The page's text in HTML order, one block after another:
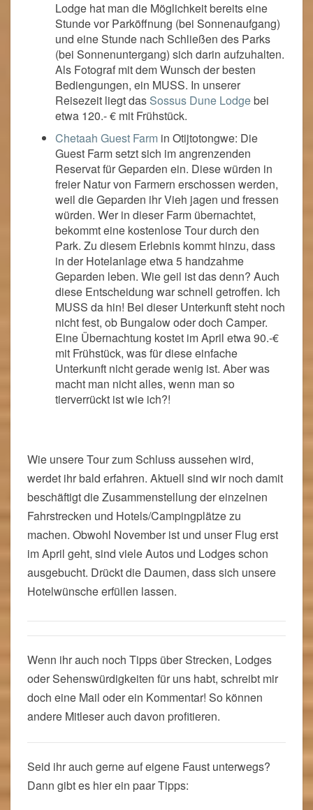
Lodge hat man die Möglichkeit bereits eine
Stunde vor Parköffnung (bei Sonnenaufgang)
und eine Stunde nach Schließen des Parks
(bei Sonnenuntergang) sich darin aufzuhalten.
Als Fotograf mit dem Wunsch der besten
Bediengungen, ein MUSS. In unserer
Reisezeit liegt das Sossus Dune Lodgebei
etwa 120.- € mit Frühstück.
Chetaah Guest Farm in Otijtotongwe: Die
Guest Farm setzt sich im angrenzenden
Reservat für Geparden ein. Diese würden in
freier Natur von Farmern erschossen werden,
weil die Geparden ihr Vieh jagen und fressen
würden. Wer in dieser Farm übernachtet,
bekommt eine kostenlose Tour durch den
Park. Zu diesem Erlebnis kommt hinzu, dass
in der Hotelanlage etwa 5 handzahme
Geparden leben. Wie geil ist das denn? Auch
diese Entscheidung war schnell getroffen. Ich
MUSS da hin! Bei dieser Unterkunft steht noch
nicht fest, ob Bungalow oder doch Camper.
Eine Übernachtung kostet im April etwa 90.-€
mit Frühstück, was für diese einfache
Unterkunft nicht gerade wenig ist. Aber was
macht man nicht alles, wenn man so
tierverrückt ist wie ich?!
Wie unsere Tour zum Schluss aussehen wird,
werdet ihr bald erfahren. Aktuell sind wir noch damit
beschäftigt die Zusammenstellung der einzelnen
Fahrstrecken und Hotels/Campingplätze zu
machen. Obwohl November ist und unser Flug erst
im April geht, sind viele Autos und Lodges schon
ausgebucht. Drückt die Daumen, dass sich unsere
Hotelwünsche erfüllen lassen.
Wenn ihr auch noch Tipps über Strecken, Lodges
oder Sehenswürdigkeiten für uns habt, schreibt mir
doch eine Mail oder ein Kommentar! So können
andere Mitleser auch davon profitieren.
Seid ihr auch gerne auf eigene Faust unterwegs?
Dann gibt es hier ein paar Tipps: